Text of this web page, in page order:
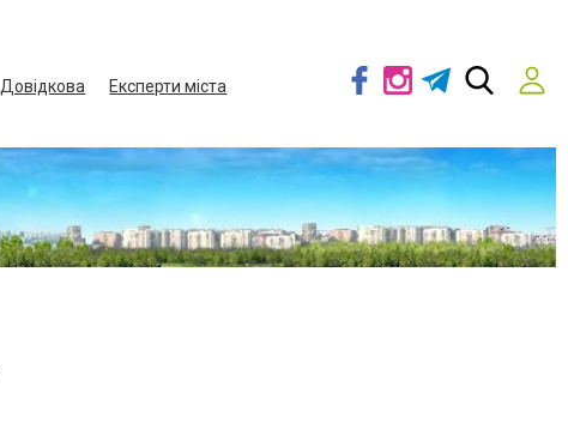
Довідкова
Експерти міста